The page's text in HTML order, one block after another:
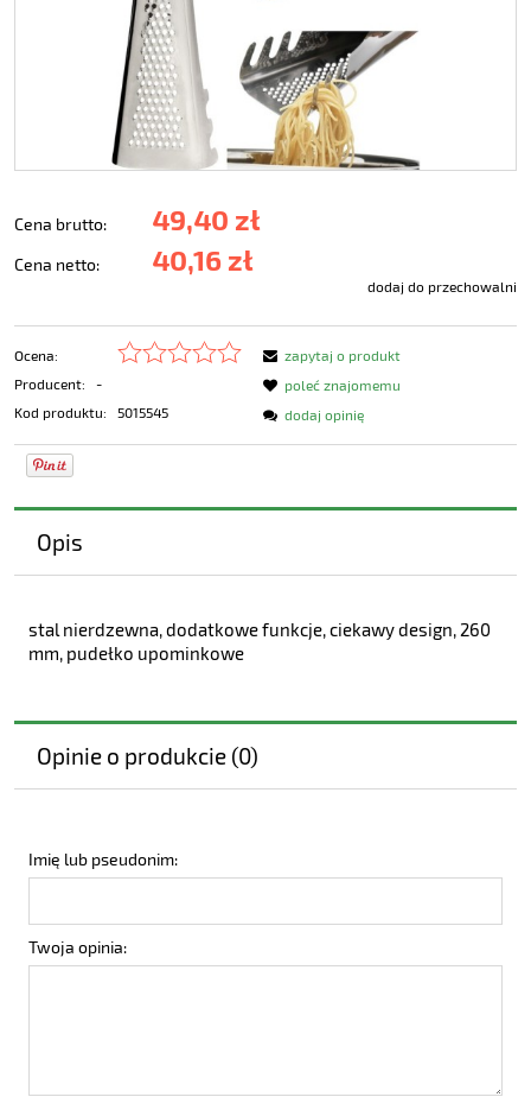
Cena brutto: 49,40 zł
Cena netto: 40,16 zł
dodaj do przechowalni
Ocena:
Producent:
-
Kod produktu:
5015545
zapytaj o produkt
poleć znajomemu
dodaj opinię
Opis
stal nierdzewna, dodatkowe funkcje, ciekawy design, 260
mm, pudełko upominkowe
Opinie o produkcie (0)
Imię lub pseudonim:
Twoja opinia: